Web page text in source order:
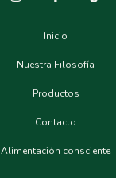
Inicio
Nuestra Filosofía
Productos
Contacto
Alimentación consciente